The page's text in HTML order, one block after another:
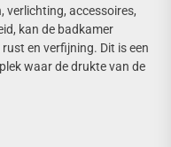
verlichting, accessoires,
kan de badkamer
en verfijning. Dit is een
waar de drukte van de